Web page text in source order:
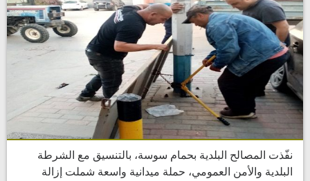
نفّذت المصالح البلدية بحمام سوسة، بالتنسيق مع الشرطة
البلدية والأمن العمومي، حملة ميدانية واسعة شملت إزالة